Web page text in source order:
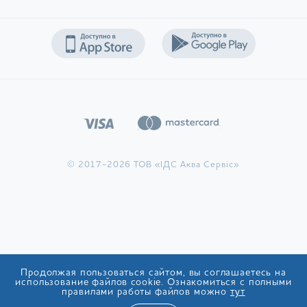
цветочно-травяным вкусом, ароматом. Такой чай
одинаково вкусен горячим и холодным.
полезные вещества напитку. Чай напоминает по
Чаще всего производители используют бергамот,
саусеп, цветочные лепестки, фруктовые
ароматизаторы.
© 2017-2026 ТОВ «ІДС Аква Сервіс»
Продолжая пользоваться сайтом, вы соглашаетесь на
использование файлов cookie. Ознакомиться с полными
правилами работы файлов можно тут